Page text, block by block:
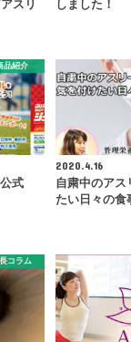
スリ
しました！
品紹介
式
2020.4.16
自粛中のア
たい日々の食
コラム